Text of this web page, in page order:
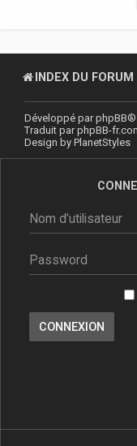
INDEX DU FORUM
Développé parphpBB®
Traduit parphpBB-
Design by PlanetStyles